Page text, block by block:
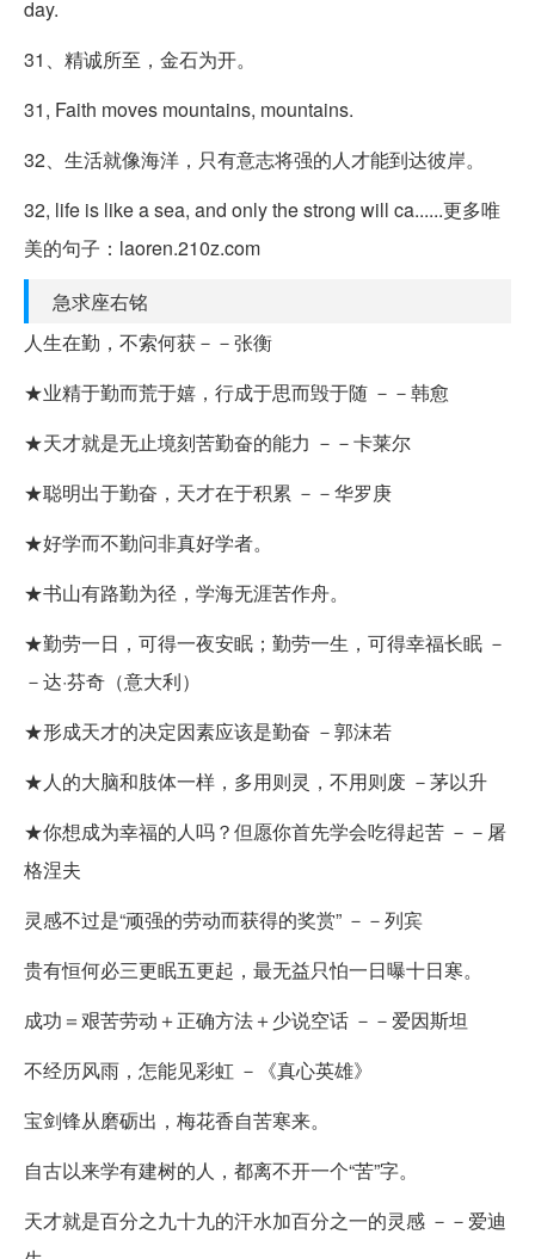
day.
31、精诚所至，金石为开。
31, Faith moves mountains, mountains.
32、生活就像海洋，只有意志将强的人才能到达彼岸。
32, life is like a sea, and only the strong will ca......更多唯
美的句子：laoren.210z.com
急求座右铭
人生在勤，不索何获－－张衡
★业精于勤而荒于嬉，行成于思而毁于随 －－韩愈
★天才就是无止境刻苦勤奋的能力 －－卡莱尔
★聪明出于勤奋，天才在于积累 －－华罗庚
★好学而不勤问非真好学者。
★书山有路勤为径，学海无涯苦作舟。
★勤劳一日，可得一夜安眠；勤劳一生，可得幸福长眠 －
－达·芬奇（意大利）
★形成天才的决定因素应该是勤奋 －郭沫若
★人的大脑和肢体一样，多用则灵，不用则废 －茅以升
★你想成为幸福的人吗？但愿你首先学会吃得起苦 －－屠
格涅夫
灵感不过是“顽强的劳动而获得的奖赏” －－列宾
贵有恒何必三更眠五更起，最无益只怕一日曝十日寒。
成功＝艰苦劳动＋正确方法＋少说空话 －－爱因斯坦
不经历风雨，怎能见彩虹 －《真心英雄》
宝剑锋从磨砺出，梅花香自苦寒来。
自古以来学有建树的人，都离不开一个“苦”字。
天才就是百分之九十九的汗水加百分之一的灵感 －－爱迪